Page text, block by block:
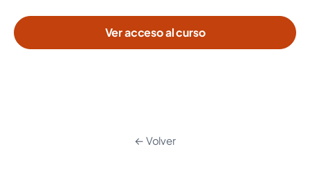
Ver acceso al curso
← Volver